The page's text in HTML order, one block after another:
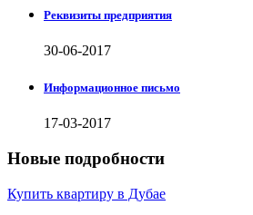
Реквизиты предприятия
30-06-2017
Информационное письмо
17-03-2017
Новые подробности
Купить квартиру в Дубае